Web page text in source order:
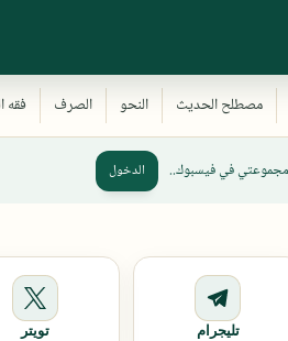
مجموعتي في فيسبوك.. الدخول
تليجرام تويتر